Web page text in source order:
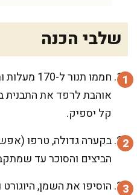
שלבי הכנה
חממו תנור
אוהבת לרפד את התבנית
קל יספיק.
בקערה גדולה, טרפו
הביצים והסוכר עד
הוסיפו את השמן, היוגורט